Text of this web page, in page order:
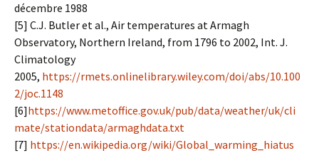
décembre 1988
[5] C.J. Butler et al., Air temperatures at Armagh
Observatory, Northern Ireland, from 1796 to 2002, Int. J.
Climatology
2005, https://rmets.onlinelibrary.wiley.com/doi/abs/10.100
2/joc.1148
[6]https://www.metoffice.gov.uk/pub/data/weather/uk/cli
mate/stationdata/armaghdata.txt
[7] https://en.wikipedia.org/wiki/Global_warming_hiatus